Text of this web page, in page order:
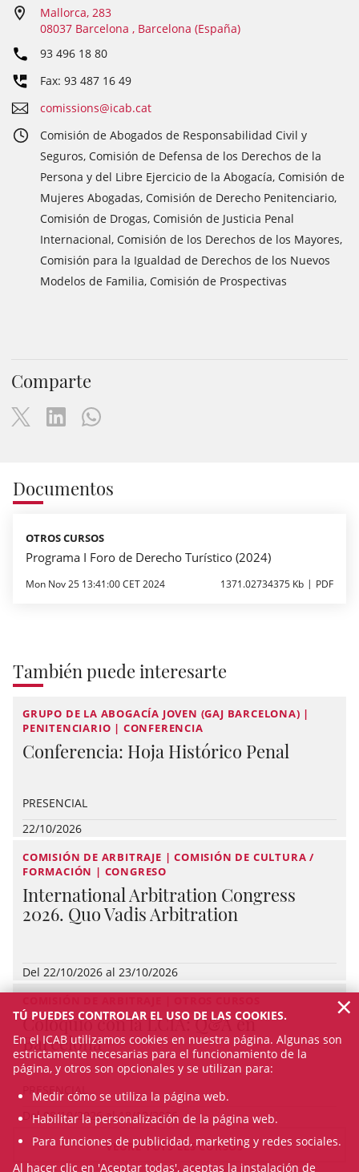
Mallorca, 283
08037 Barcelona , Barcelona (España)
93 496 18 80
Fax: 93 487 16 49
comissions@icab.cat
Comisión de Abogados de Responsabilidad Civil y
Seguros, Comisión de Defensa de los Derechos de la
Persona y del Libre Ejercicio de la Abogacía, Comisión de
Mujeres Abogadas, Comisión de Derecho Penitenciario,
Comisión de Drogas, Comisión de Justicia Penal
Internacional, Comisión de los Derechos de los Mayores,
Comisión para la Igualdad de Derechos de los Nuevos
Modelos de Familia, Comisión de Prospectivas
Comparte
Documentos
OTROS CURSOS
Programa I Foro de Derecho Turístico (2024)
Mon Nov 25 13:41:00 CET 2024 1371.02734375 Kb PDF
También puede interesarte
GRUPO DE LA ABOGACÍA JOVEN (GAJ BARCELONA) |
PENITENCIARIO | CONFERENCIA
Conferencia: Hoja Histórico Penal
PRESENCIAL
22/10/2026
COMISIÓN DE ARBITRAJE | COMISIÓN DE CULTURA /
FORMACIÓN | CONGRESO
International Arbitration Congress
2026. Quo Vadis Arbitration
Del 22/10/2026 al 23/10/2026
Coloquio con la LCIA: Q&A en
Barcelona
PRESENCIAL
Del 08/10/2026 al 18/10/2026
VEURE TOTS ELS CURSOS
TÚ PUEDES CONTROLAR EL USO DE LAS COOKIES.
En el ICAB utilizamos cookies en nuestra página. Algunas son
estrictamente necesarias para el funcionamiento de la
página, y otros son opcionales y se utilizan para:
Medir cómo se utiliza la página web.
Habilitar la personalización de la página web.
Para funciones de publicidad, marketing y redes sociales.
Al hacer clic en 'Aceptar todas', aceptas la instalación de
×